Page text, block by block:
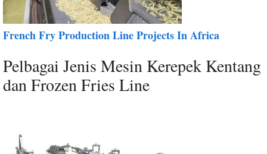
French Fry Production Line Projects In Africa
Pelbagai Jenis Mesin Kerepek Kentang
dan Frozen Fries Line